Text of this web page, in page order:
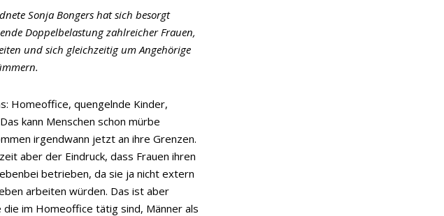
Sonja Bongers hat sich besorgt
Doppelbelastung zahlreicher Frauen,
und sich gleichzeitig um Angehörige
Homeoffice, quengelnde Kinder,
kann Menschen schon mürbe
irgendwann jetzt an ihre Grenzen.
aber der Eindruck, dass Frauen ihren
betrieben, da sie ja nicht extern
arbeiten würden. Das ist aber
die im Homeoffice tätig sind, Männer als